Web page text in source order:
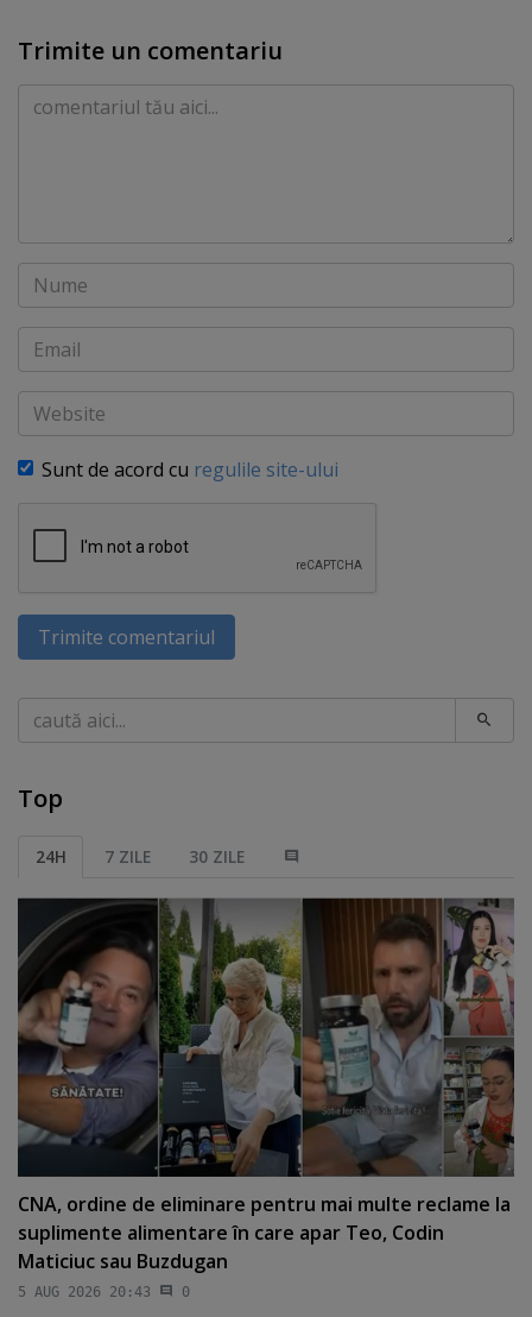
Trimite un comentariu
Comentariu
Nume
Email
Website
Sunt de acord cu regulile site-ului
Trimite comentariul
Caută
Top
24H 7 ZILE 30 ZILE
CNA, ordine de eliminare pentru mai multe reclame la
suplimente alimentare în care apar Teo, Codin
Maticiuc sau Buzdugan
5 AUG 2026 20:43 0